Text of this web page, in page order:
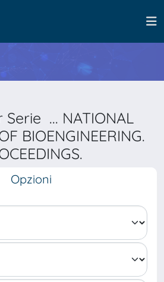
... NATIONAL
BIOENGINEERING.
Opzioni